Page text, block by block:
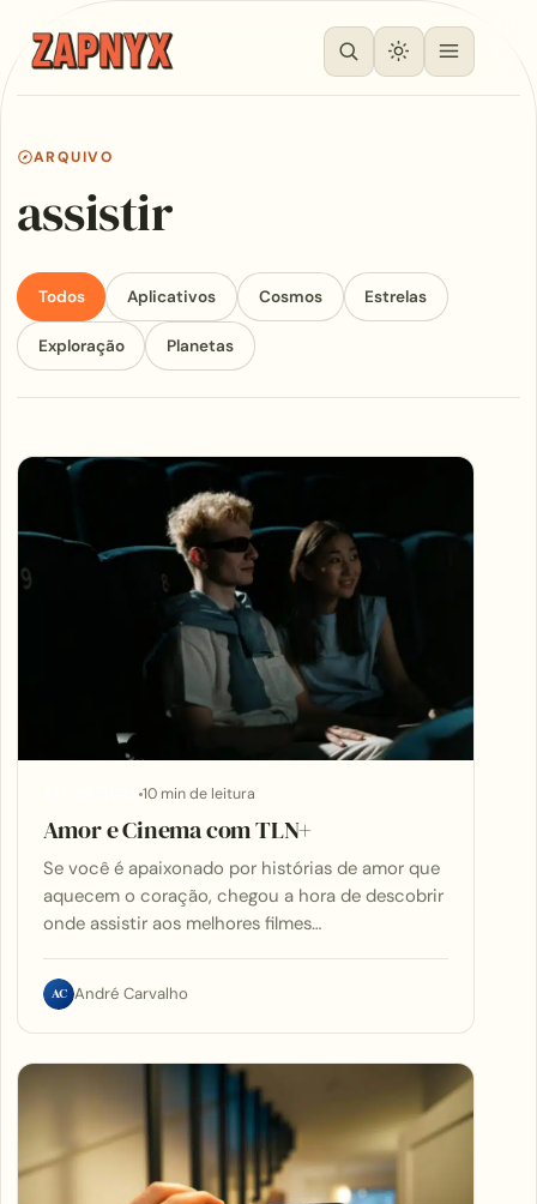
ARQUIVO
assistir
Todos Aplicativos Cosmos Estrelas
Exploração Planetas
Articles
10 min de leitura
Amor e Cinema com TLN+
Se você é apaixonado por histórias de amor que
aquecem o coração, chegou a hora de descobrir
onde assistir aos melhores filmes…
AC André Carvalho